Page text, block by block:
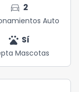
directions_car 2
Auto
pets Sí
Mascotas